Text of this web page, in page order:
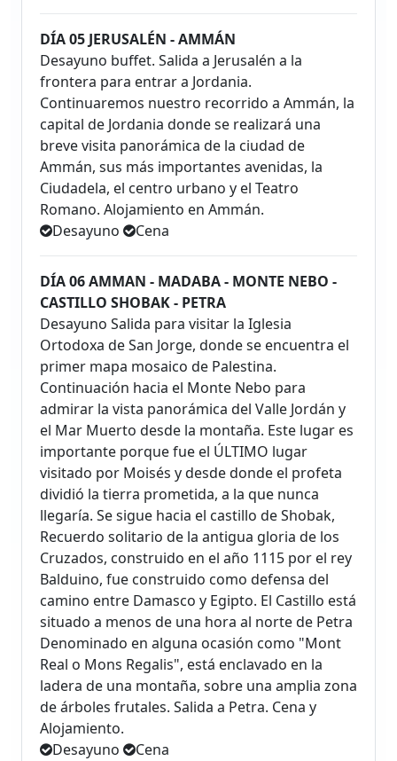
DÍA 05 JERUSALÉN - AMMÁN
Desayuno buffet. Salida a Jerusalén a la
frontera para entrar a Jordania.
Continuaremos nuestro recorrido a Ammán, la
capital de Jordania donde se realizará una
breve visita panorámica de la ciudad de
Ammán, sus más importantes avenidas, la
Ciudadela, el centro urbano y el Teatro
Romano. Alojamiento en Ammán.
Desayuno
Cena
DÍA 06 AMMAN - MADABA - MONTE NEBO -
CASTILLO SHOBAK - PETRA
Desayuno Salida para visitar la Iglesia
Ortodoxa de San Jorge, donde se encuentra el
primer mapa mosaico de Palestina.
Continuación hacia el Monte Nebo para
admirar la vista panorámica del Valle Jordán y
el Mar Muerto desde la montaña. Este lugar es
importante porque fue el ÚLTIMO lugar
visitado por Moisés y desde donde el profeta
dividió la tierra prometida, a la que nunca
llegaría. Se sigue hacia el castillo de Shobak,
Recuerdo solitario de la antigua gloria de los
Cruzados, construido en el año 1115 por el rey
Balduino, fue construido como defensa del
camino entre Damasco y Egipto. El Castillo está
situado a menos de una hora al norte de Petra
Denominado en alguna ocasión como "Mont
Real o Mons Regalis", está enclavado en la
ladera de una montaña, sobre una amplia zona
de árboles frutales. Salida a Petra. Cena y
Alojamiento.
Desayuno
Cena